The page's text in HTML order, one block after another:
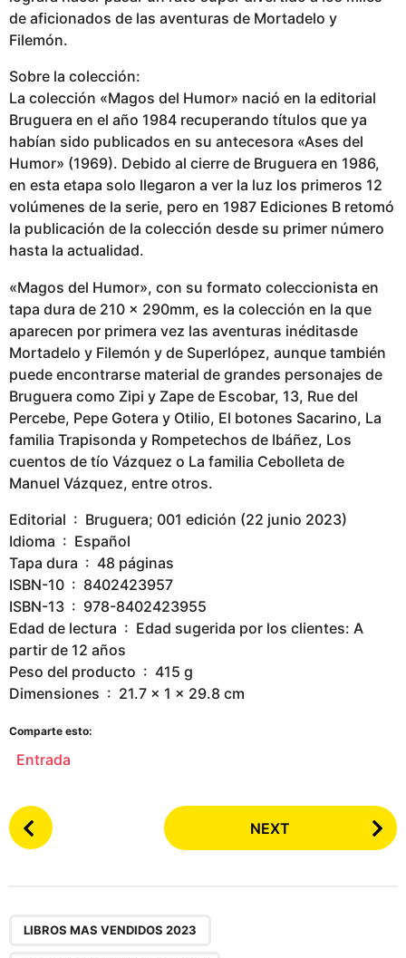
de aficionados de las aventuras de Mortadelo y
Filemón.
Sobre la colección:
La colección «Magos del Humor» nació en la editorial
Bruguera en el año 1984 recuperando títulos que ya
habían sido publicados en su antecesora «Ases del
Humor» (1969). Debido al cierre de Bruguera en 1986,
en esta etapa solo llegaron a ver la luz los primeros 12
volúmenes de la serie, pero en 1987 Ediciones B retomó
la publicación de la colección desde su primer número
hasta la actualidad.
«Magos del Humor», con su formato coleccionista en
tapa dura de 210 x 290mm, es la colección en la que
aparecen por primera vez las aventuras inéditasde
Mortadelo y Filemón y de Superlópez, aunque también
puede encontrarse material de grandes personajes de
Bruguera como Zipi y Zape de Escobar, 13, Rue del
Percebe, Pepe Gotera y Otilio, El botones Sacarino, La
familia Trapisonda y Rompetechos de Ibáñez, Los
cuentos de tío Vázquez o La familia Cebolleta de
Manuel Vázquez, entre otros.
Editorial ‏ : ‎ Bruguera; 001 edición (22 junio 2023)
Idioma ‏ : ‎ Español
Tapa dura ‏ : ‎ 48 páginas
ISBN-10 ‏ : ‎ 8402423957
ISBN-13 ‏ : ‎ 978-8402423955
Edad de lectura ‏ : ‎ Edad sugerida por los clientes: A
partir de 12 años
Peso del producto ‏ : ‎ 415 g
Dimensiones ‏ : ‎ 21.7 x 1 x 29.8 cm
Comparte esto:
Entrada
P
o
NEXT
LIBROS MAS VENDIDOS 2023